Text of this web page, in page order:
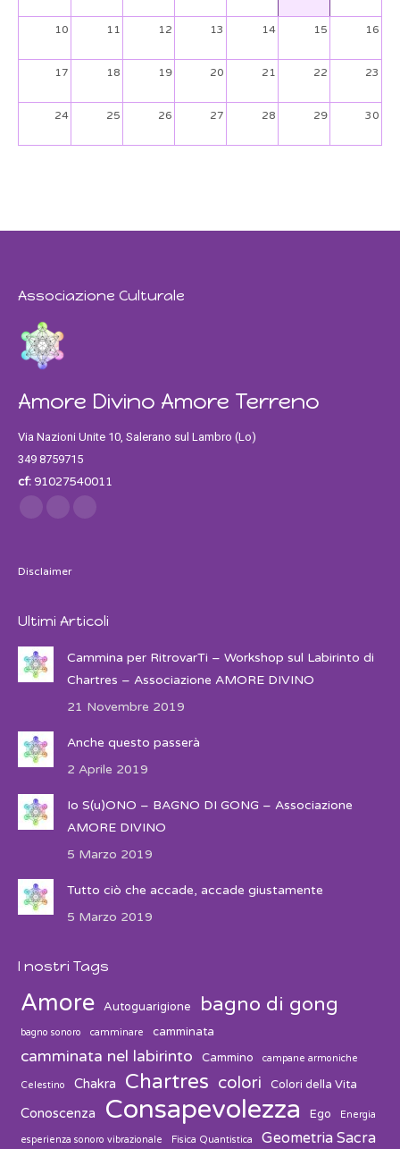
10 11 12 13 14 15 16
17 18 19 20 21 22 23
24 25 26 27 28 29 30
Associazione Culturale
Amore Divino Amore Terreno
Via Nazioni Unite 10, Salerano sul Lambro (Lo)
349 8759715
cf:91027540011
Find us on:
Facebook
TwitterInstagram
Disclaimer
Ultimi Articoli
Cammina per RitrovarTi – Workshop sul Labirinto di
Chartres – Associazione AMORE DIVINO
21 Novembre 2019
Anche questo passerà
2 Aprile 2019
Io S(u)ONO – BAGNO DI GONG – Associazione
AMORE DIVINO
5 Marzo 2019
Tutto ciò che accade, accade giustamente
5 Marzo 2019
I nostri Tags
Amore Autoguarigione bagno di gong
bagno sonoro camminare camminata
camminata nel labirinto Cammino campane armoniche
Celestino Chakra Chartres colori Colori della Vita
Conoscenza Consapevolezza Ego Energia
esperienza sonoro vibrazionale Fisica Quantistica Geometria Sacra